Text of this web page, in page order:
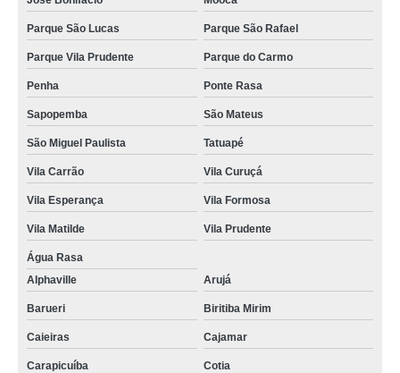
termografia edifícios onde faz Butantã
serviço de termografia em edifícios Santa Efigênia
Parque São Lucas Parque São Rafael
Parque Vila Prudente Parque do Carmo
Penha Ponte Rasa
Sapopemba São Mateus
São Miguel Paulista Tatuapé
Vila Carrão Vila Curuçá
Vila Esperança Vila Formosa
Vila Matilde Vila Prudente
Água Rasa
Alphaville
Arujá
Barueri Biritiba Mirim
Caieiras Cajamar
Carapicuíba Cotia